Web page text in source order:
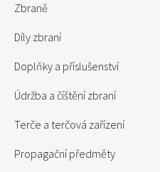
Zbraně
Díly zbraní
Doplňky a příslušenství
Údržba a číštění zbraní
Terče a terčová zařízení
Propagační předměty